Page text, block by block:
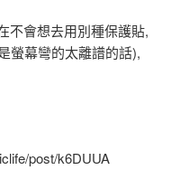
不會想去用別種保護貼,
螢幕彎的太離譜的話),
post/k6DUUA